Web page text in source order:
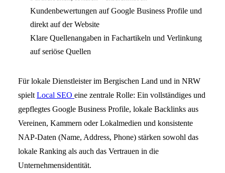
Kundenbewertungen auf Google Business Profile und
direkt auf der Website
Klare Quellenangaben in Fachartikeln und Verlinkung
auf seriöse Quellen
Für lokale Dienstleister im Bergischen Land und in NRW
spielt Local SEO eine zentrale Rolle: Ein vollständiges und
gepflegtes Google Business Profile, lokale Backlinks aus
Vereinen, Kammern oder Lokalmedien und konsistente
NAP-Daten (Name, Address, Phone) stärken sowohl das
lokale Ranking als auch das Vertrauen in die
Unternehmensidentität.